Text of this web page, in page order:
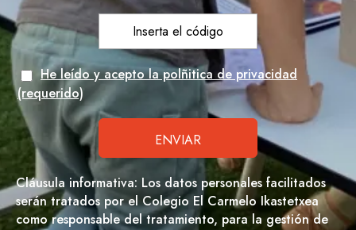
He leído y acepto la polñitica de privacidad
(requerido)
Cláusula informativa: Los datos personales facilitados
serán tratados por el Colegio El Carmelo Ikastetxea
como responsable del tratamiento, para la gestión de